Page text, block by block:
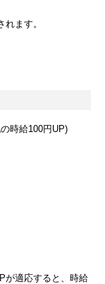
ます。
時給100円UP)
が適応すると、時給